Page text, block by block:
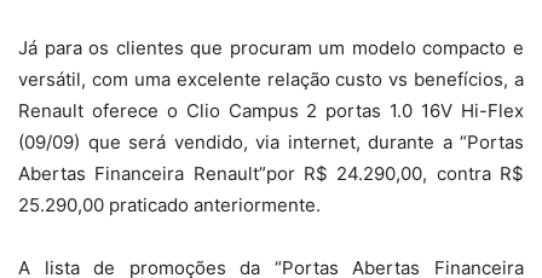
Já para os clientes que procuram um modelo compacto e
versátil, com uma excelente relação custo vs benefícios, a
Renault oferece o Clio Campus 2 portas 1.0 16V Hi-Flex
(09/09) que será vendido, via internet, durante a “Portas
Abertas Financeira Renault”por R$ 24.290,00, contra R$
25.290,00 praticado anteriormente.
A lista de promoções da “Portas Abertas Financeira